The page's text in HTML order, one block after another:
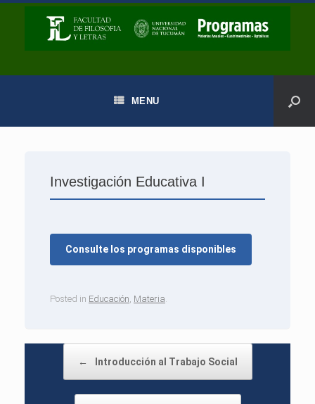
MENU
Investigación Educativa I
Consulte los programas disponibles
Posted in Educación Materia
← Introducción al Trabajo Social